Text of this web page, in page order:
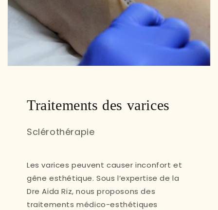
Traitements des varices
Sclérothérapie
Les varices peuvent causer inconfort et
gêne esthétique. Sous l’expertise de la
Dre Aida Riz, nous proposons des
traitements médico-esthétiques